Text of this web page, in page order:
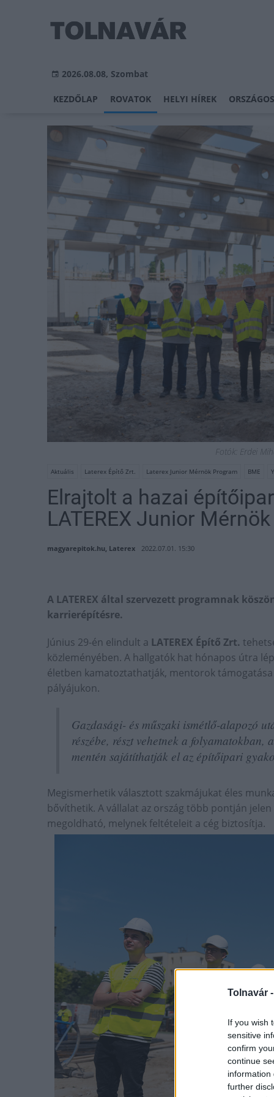
Tolnavár -
If you wish
sensitive
confirm
continue
information
further
2026.08.08, Szombat
KEZDŐLAP ROVATOK HELYI HÍREK
Fotók: Erdei
Aktuális Laterex Építő Zrt. Laterex Junior Mérnök Program BME
Elrajtolt a hazai
LATEREX Junior
magyarepitok.hu, Laterex 2022.07.01. 15:30
A LATEREX által szervezett programnak
karrierépítésre.
Június 29-én elindult a LATEREX Építő Zrt.
közleményében. A hallgatók hat hónapos útra
életben kamatoztathatják, mentorok
pályájukon.
Gazdasági- és műszaki ismétlő-alapozó
részébe, részt vehetnek a folyamatokban,
mentén sajátíthatják el az építőipari
Megismerhetik választott szakmájukat éles
bővíthetik. A vállalat az ország több pontján
megoldható, melynek feltételeit a cég biztosítja.